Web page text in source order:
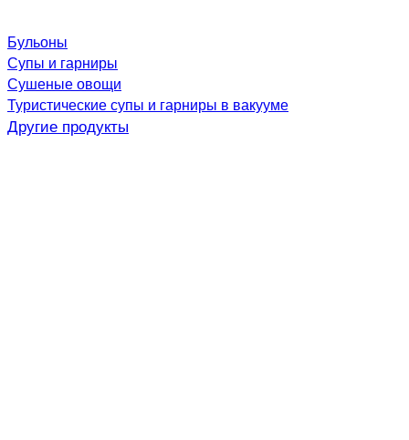
Бульоны
Супы и гарниры
Сушеные овощи
Туристические супы и гарниры в вакууме
Другие продукты